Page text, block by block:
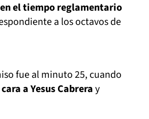
el tiempo reglamentario
a los octavos de
fue al minuto 25, cuando
a Yesus Cabreray